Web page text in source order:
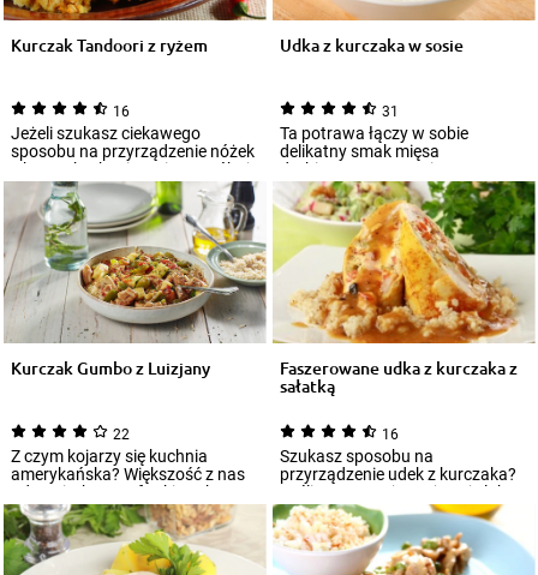
Kurczak Tandoori z ryżem
16
Jeżeli szukasz ciekawego
sposobu na przyrządzenie nóżek
z kurczaka, koniecznie wypróbuj
przepis n...
Udka z kurczaka w sosie
31
Ta potrawa łączy w sobie
delikatny smak mięsa
drobiowego z wyrazistym
aromatem sosu. Pikantne udk...
Kurczak Gumbo z Luizjany
22
Z czym kojarzy się kuchnia
amerykańska? Większość z nas
odpowie: burger, frytki, stek. Pora
to zm...
Faszerowane udka z kurczaka z
sałatką
16
Szukasz sposobu na
przyrządzenie udek z kurczaka?
Jeśli zazwyczaj smażysz je lub
zapiekasz, sięgn...